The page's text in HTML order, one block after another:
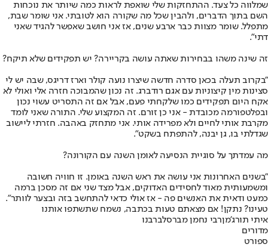
שמלווה כל צעד. ההתחזקות שלי שואפת לראות כמה שיותר את נוכחות
השם בתוך הדברים, ולהבין שכל מה שקורה הוא לטובתי. אני שומר שבת,
מתפלל. שומר מצוות כבר ארבע שנים, אז אני חושב שאפשר להגיד שאני
דתי".
זה שינה משהו בבחירות שאתה עושה בקריירה? יש תפקידים שלא תיקח?
"בקרוב תעלה בכאן סדרה חדשה שיצרו נועה קולר וארז דריגס, שבה יש לי
סצינות מין קיצוניות עם אגם רודברג. זה נכון שהמבוכה חזרה אלי ואולי לא
אקח היום תפקידים כמו שלקחתי פעם, אבל אם זה התסריט עשוי נכון
ובפלטפורמה מכובדת - אני כן זורם. זה המקצוע שלי. התורה שאני לומד
מקרבת אותי לחיים ולא מפרידה אותי. אני מתחזק באהבה. חזרתי ליישוב
שגדלתי בו, גן יבנה, להתפתח בשקט".
מה עמדתך על סוגיית הנסיעה לאומן השנה עם הקורונה?
"בשנים האחרונות אני עושה את ראש השנה באומן. זו חוויה חשובה
ומשמעותית מאוד לחסידים האדוקים, אבל מצד שני אם זה מסכן ברמה
כמעט ודאית את האנשים פה - אז אולי כדאי להתחשב בזה ובצער לוותר".
טעינו? נתקן! אם מצאתם טעות בכתבה, נשמח שתשתפו אותנו
איתי תורג'מןרבי נחמן מברסלברבנו
מדורים
ספורט